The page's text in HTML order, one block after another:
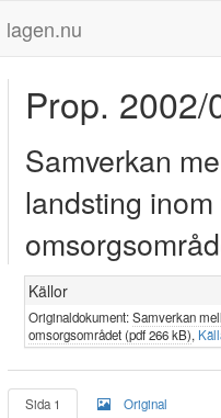
lagen.nu
Prop. 2002/
Samverkan
landsting
Källor
Originaldokument:Samverkan
omsorgsområdet (pdf 266 kB),
Sida 1 Original